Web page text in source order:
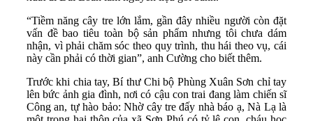
“Tiềm năng cây tre lớn lắm, gần đây nhiều người còn đặt
vấn đề bao tiêu toàn bộ sản phẩm nhưng tôi chưa dám
nhận, vì phải chăm sóc theo quy trình, thu hái theo vụ, cái
này cần phải có thời gian”, anh Cường cho biết thêm.
Trước khi chia tay, Bí thư Chi bộ Phùng Xuân Sơn chỉ tay
lên bức ảnh gia đình, nơi có cậu con trai đang làm chiến sĩ
Công an, tự hào bảo: Nhờ cây tre đấy nhà báo ạ, Nà Lạ là